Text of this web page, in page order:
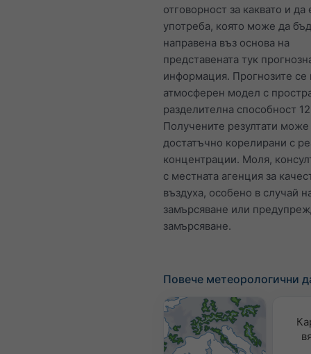
отговорност за каквато и да
употреба, която може да
направена въз основа на
представената тук
информация. Прогнозите се
атмосферен модел с
разделителна способност
Получените резултати може
достатъчно корелирани с
концентрации. Моля,
с местната агенция за
въздуха, особено в случай
замърсяване или
замърсяване.
Повече метеорологични